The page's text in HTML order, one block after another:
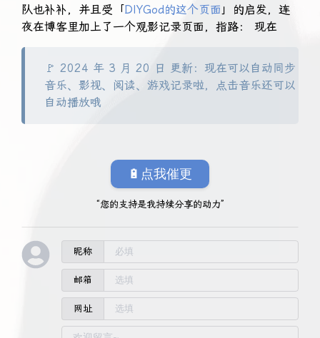
队也补补，并且受「DIYGod的这个页面 」的启发，连
夜在博客里加上了一个观影记录页面，指路： 现在
🚩 2024 年 3 月 20 日 更新：现在可以自动同步
音乐、影视、阅读、游戏记录啦，点击音乐还可以
自动播放哦
🔋点我催更
“您的支持是我持续分享的动力”
昵称
邮箱
网址